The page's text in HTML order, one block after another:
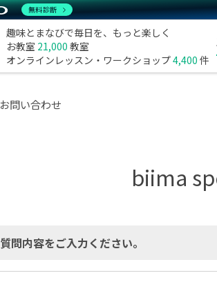
趣味とまなびで毎日を、もっと楽しく
お教室 21,000 教室
オンラインレッスン・ワークショップ4,400 件
お問い合わせ
biima
質問内容をご入力ください。
無料診断